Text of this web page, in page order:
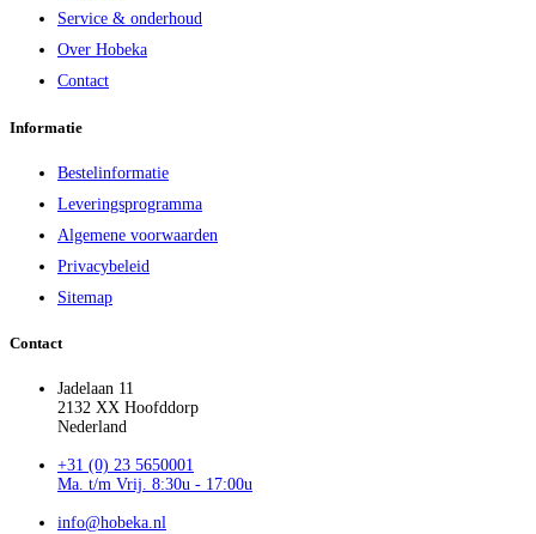
Service & onderhoud
Over Hobeka
Contact
Informatie
Bestelinformatie
Leveringsprogramma
Algemene voorwaarden
Privacybeleid
Sitemap
Contact
Jadelaan 11
2132 XX Hoofddorp
Nederland
+31 (0) 23 5650001
Ma. t/m Vrij. 8:30u - 17:00u
info@hobeka.nl